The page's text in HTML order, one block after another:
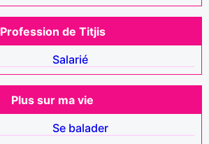
Profession de Titjis
Salarié
Plus sur ma vie
Se balader